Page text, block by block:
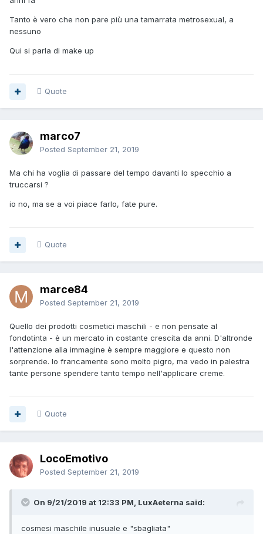
Tanto è vero che non pare più una tamarrata metrosexual, a
nessuno
Qui si parla di make up
Quote
marco7
Posted September 21, 2019
Ma chi ha voglia di passare del tempo davanti lo specchio a
truccarsi ?
io no, ma se a voi piace farlo, fate pure.
Quote
marce84
Posted September 21, 2019
Quello dei prodotti cosmetici maschili - e non pensate al
fondotinta - è un mercato in costante crescita da anni. D'altronde
l'attenzione alla immagine è sempre maggiore e questo non
sorprende. Io francamente sono molto pigro, ma vedo in palestra
tante persone spendere tanto tempo nell'applicare creme.
Quote
LocoEmotivo
Posted September 21, 2019
On 9/21/2019 at 12:33 PM, LuxAeterna said:
cosmesi maschile inusuale e "sbagliata"